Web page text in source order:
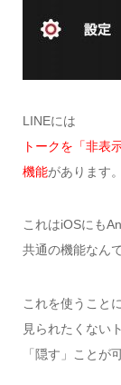
LINEには
トークを「非表
機能があります。
これはiOSにも
共通の機能なん
これを使うこと
見られたくない
「隠す」ことが